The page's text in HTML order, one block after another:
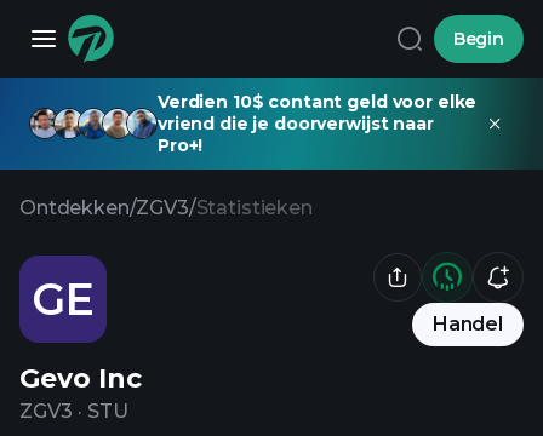
Begin
Verdien 10$ contant geld voor elke
vriend die je doorverwijst naar
Pro+!
Ontdekken/ZGV3/Statistieken
GE Handel
Gevo Inc
ZGV3 · STU